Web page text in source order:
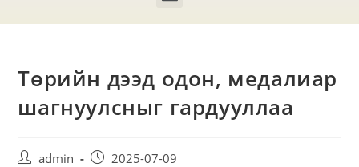
Төрийн дээд одон, медалиар
шагнуулсныг гардууллаа
admin 2025-07-09